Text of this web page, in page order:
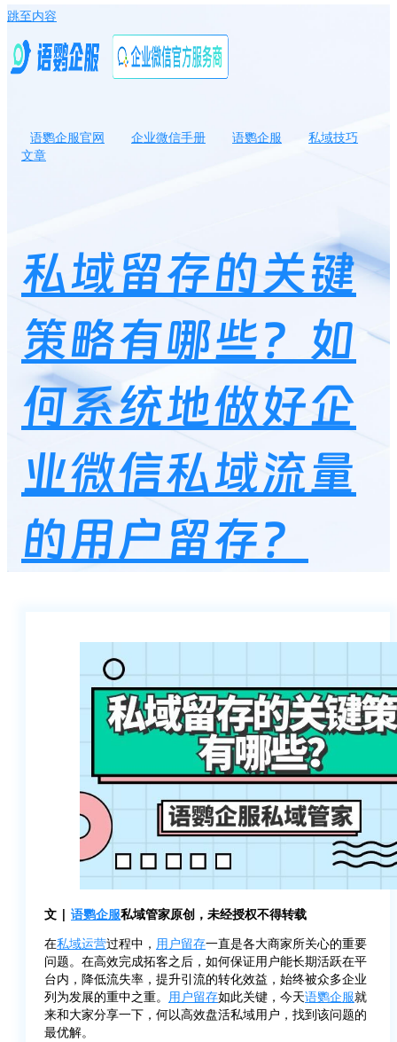
跳至内容
语鹦企服官网 企业微信手册 语鹦企服
私域技巧
文章
私域留存的关键
策略有哪些？如
何系统地做好企
业微信私域流量
的用户留存？
文 | 语鹦企服私域管家原创，未经授权不得转载
在私域运营过程中， 用户留存一直是各大商家所关心的重要
问题。在高效完成拓客之后，如何保证用户能长期活跃在平
台内，降低流失率，提升引流的转化效益，始终被众多企业
列为发展的重中之重。 用户留存如此关键，今天语鹦企服就
来和大家分享一下，何以高效盘活私域用户，找到该问题的
最优解。